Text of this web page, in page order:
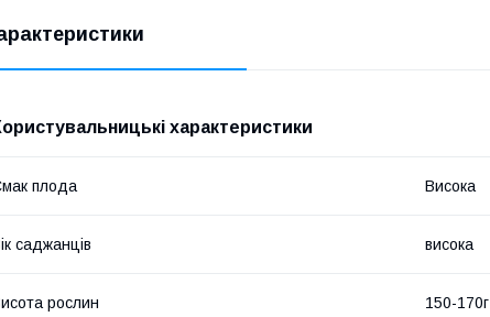
характеристики
плода Висока
саджанців висока
рослин 150-170г